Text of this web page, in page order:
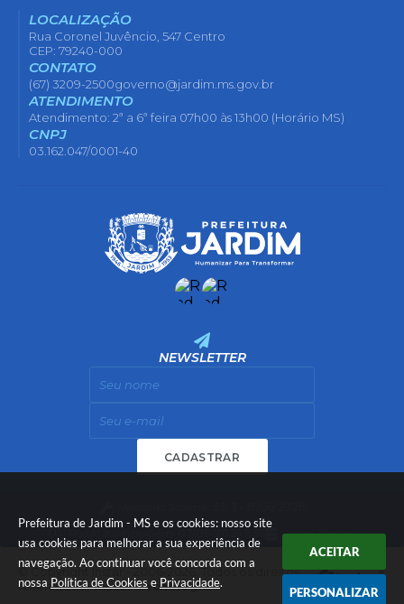
Prefeitura de Jardim - MS e os cookies: nosso site
usa cookies para melhorar a sua experiência de
navegação. Ao continuar você concorda com a
nossa Política de Cookies e Privacidade.
ACEITAR
PERSONALIZAR
LOCALIZAÇÃO
Rua Coronel Juvêncio, 547 Centro
CEP: 79240-000
CONTATO
(67) 3209-2500governo@jardim.ms.gov.br
ATENDIMENTO
Atendimento: 2ª a 6ª feira 07h00 às 13h00 (Horário MS)
CNPJ
03.162.047/0001-40
NEWSLETTER
CADASTRAR
Dados Abertos
© Copyright Instar - 2006-2026. Todos os direitos
reservados -Instar Tecnologia